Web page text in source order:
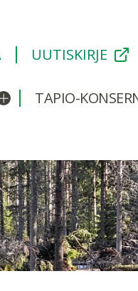
UUTISKIRJE
sulje alavalikko
TAPIO-